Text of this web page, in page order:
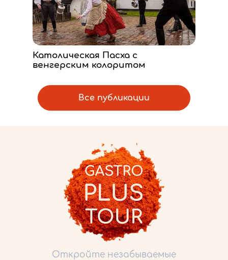
Католическая Пасха с
венгерским колоритом
Все публикации
Откройте незабываемые